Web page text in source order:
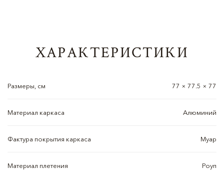
ХАРАКТЕРИСТИКИ
Размеры, см 77 × 77.5 × 77
Материал каркаса Алюминий
Фактура покрытия каркаса Муар
Материал плетения Роуп